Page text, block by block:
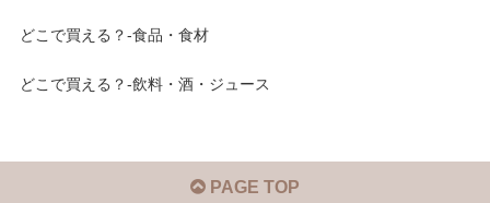
どこで買える？-食品・食材
どこで買える？-飲料・酒・ジュース
PAGE TOP